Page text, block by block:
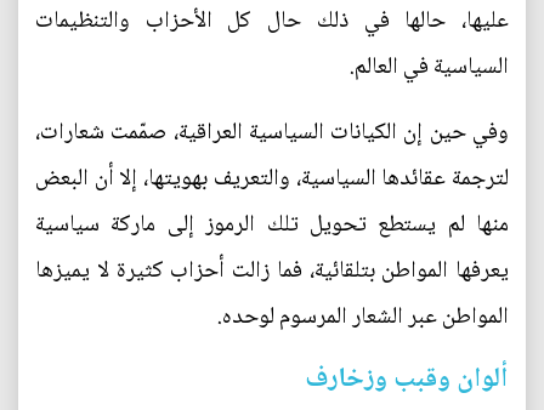
عليها، حالها في ذلك حال كل الأحزاب والتنظيمات
السياسية في العالم.
وفي حين إن الكيانات السياسية العراقية، صمّمت شعارات،
لترجمة عقائدها السياسية، والتعريف بهويتها، إلا أن البعض
منها لم يستطع تحويل تلك الرموز إلى ماركة سياسية
يعرفها المواطن بتلقائية، فما زالت أحزاب كثيرة لا يميزها
المواطن عبر الشعار المرسوم لوحده.
ألوان وقبب وزخارف